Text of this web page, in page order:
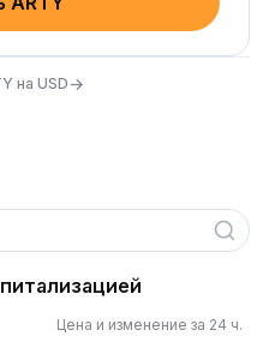
на USD→
Цена и изменение за 24 ч.